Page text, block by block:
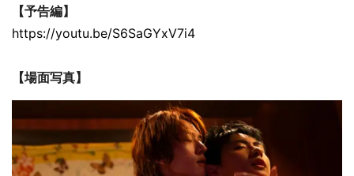
【予告編】
https://youtu.be/S6SaGYxV7i4
【場面写真】